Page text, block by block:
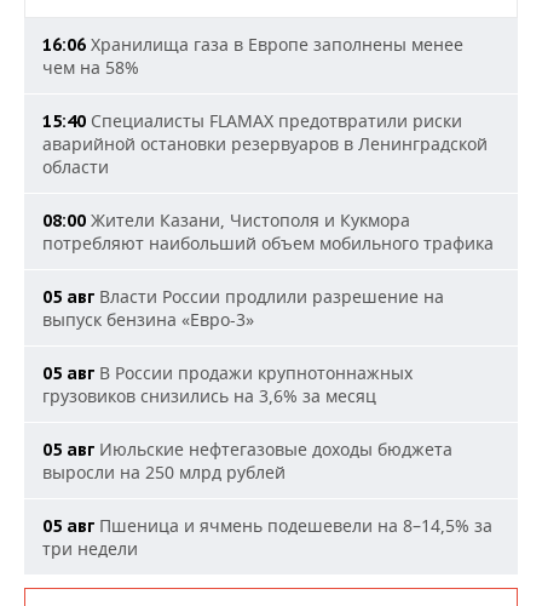
16:06 Хранилища газа в Европе заполнены менее
чем на 58%
15:40 Специалисты FLAMAX предотвратили риски
аварийной остановки резервуаров в Ленинградской
области
08:00 Жители Казани, Чистополя и Кукмора
потребляют наибольший объем мобильного трафика
05 авг Власти России продлили разрешение на
выпуск бензина «Евро-3»
05 авг В России продажи крупнотоннажных
грузовиков снизились на 3,6% за месяц
05 авг Июльские нефтегазовые доходы бюджета
выросли на 250 млрд рублей
05 авг Пшеница и ячмень подешевели на 8–14,5% за
три недели